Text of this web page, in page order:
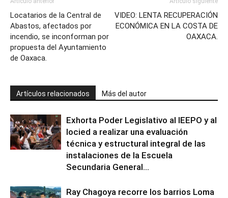
Locatarios de la Central de
Abastos, afectados por
incendio, se inconforman por
propuesta del Ayuntamiento
de Oaxaca.
VIDEO: LENTA RECUPERACIÓN
ECONÓMICA EN LA COSTA DE
OAXACA.
Artículos relacionados Más del autor
Exhorta Poder Legislativo al IEEPO y al
Iocied a realizar una evaluación
técnica y estructural integral de las
instalaciones de la Escuela
Secundaria General...
Ray Chagoya recorre los barrios Loma